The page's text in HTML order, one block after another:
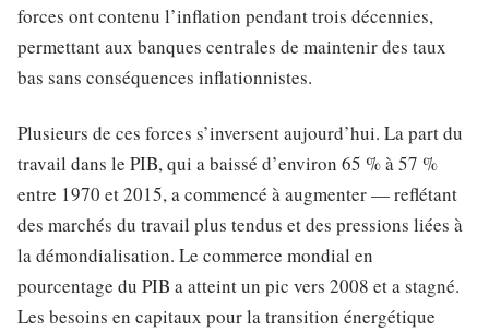
forces ont contenu l’inflation pendant trois décennies,
permettant aux banques centrales de maintenir des taux
bas sans conséquences inflationnistes.
Plusieurs de ces forces s’inversent aujourd’hui. La part du
travail dans le PIB, qui a baissé d’environ 65 % à 57 %
entre 1970 et 2015, a commencé à augmenter — reflétant
des marchés du travail plus tendus et des pressions liées à
la démondialisation. Le commerce mondial en
pourcentage du PIB a atteint un pic vers 2008 et a stagné.
Les besoins en capitaux pour la transition énergétique